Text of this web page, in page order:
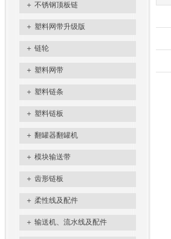
＋ 不锈钢顶板链
＋ 塑料网带升级版
＋ 链轮
＋ 塑料网带
＋ 塑料链条
＋ 塑料链板
＋ 翻罐器翻罐机
＋ 模块输送带
＋ 齿形链板
＋ 柔性线及配件
＋ 输送机、流水线及配件